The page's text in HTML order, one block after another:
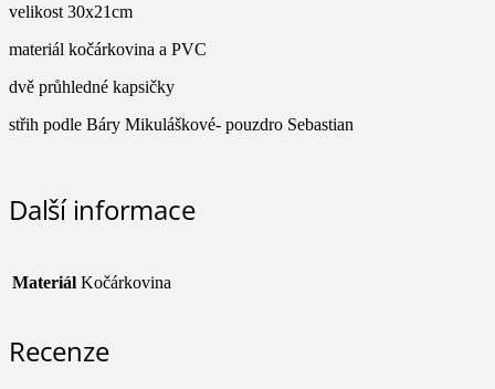
velikost 30x21cm
materiál kočárkovina a PVC
dvě průhledné kapsičky
střih podle Báry Mikuláškové- pouzdro Sebastian
Další informace
Materiál Kočárkovina
Recenze